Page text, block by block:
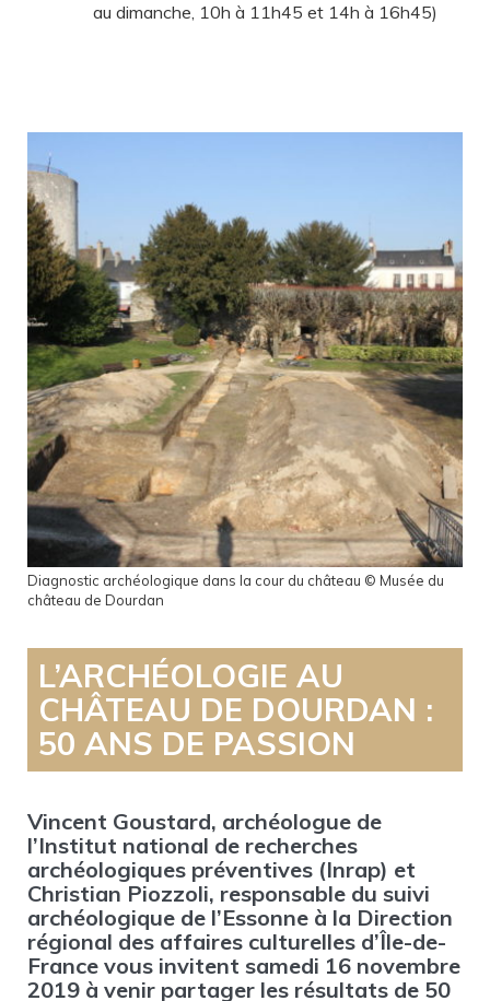
au dimanche, 10h à 11h45 et 14h à 16h45)
Diagnostic archéologique dans la cour du château © Musée du
château de Dourdan
L’ARCHÉOLOGIE AU
CHÂTEAU DE DOURDAN :
50 ANS DE PASSION
Vincent Goustard, archéologue de
l’Institut national de recherches
archéologiques préventives (Inrap) et
Christian Piozzoli, responsable du suivi
archéologique de l’Essonne à la Direction
régional des affaires culturelles d’Île-de-
France vous invitent samedi 16 novembre
2019 à venir partager les résultats de 50